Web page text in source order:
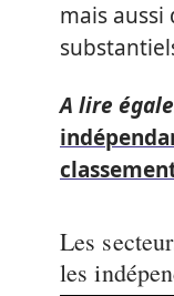
mais aussi
A lire
Les
les